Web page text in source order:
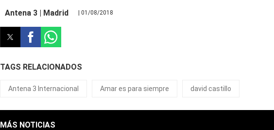
Antena 3 | Madrid
| 01/08/2018
TAGS RELACIONADOS
Antena 3 Internacional Amar es para siempre david castillo
MÁS NOTICIAS